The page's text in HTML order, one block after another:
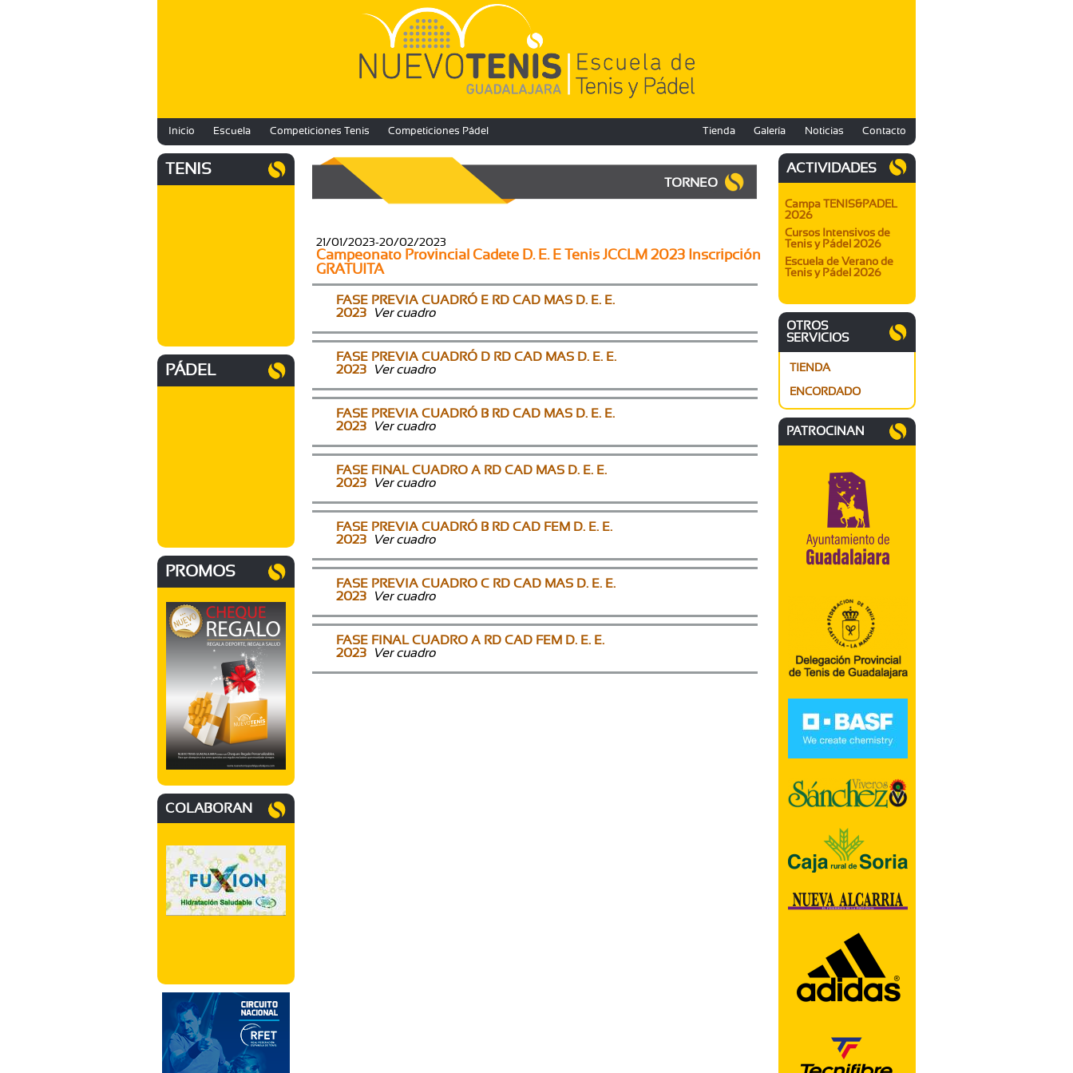
Inicio Escuela Competiciones Tenis Competiciones Pádel Tienda Galería Noticias Contacto
TENIS
PÁDEL
PROMOS
COLABORAN
TORNEO
21/01/2023-20/02/2023
Campeonato Provincial Cadete D. E. E Tenis JCCLM 2023 Inscripción
GRATUITA
FASE PREVIA CUADRÓ E RD CAD MAS D. E. E.
2023
Ver cuadro
FASE PREVIA CUADRÓ D RD CAD MAS D. E. E.
2023
Ver cuadro
FASE PREVIA CUADRÓ B RD CAD MAS D. E. E.
2023
Ver cuadro
FASE FINAL CUADRO A RD CAD MAS D. E. E.
2023
Ver cuadro
FASE PREVIA CUADRÓ B RD CAD FEM D. E. E.
2023
Ver cuadro
FASE PREVIA CUADRO C RD CAD MAS D. E. E.
2023
Ver cuadro
FASE FINAL CUADRO A RD CAD FEM D. E. E.
2023
Ver cuadro
ACTIVIDADES
Campa TENIS&PADEL
2026
Cursos Intensivos de
Tenis y Pádel 2026
Escuela de Verano de
Tenis y Pádel 2026
OTROS
SERVICIOS
TIENDA
ENCORDADO
PATROCINAN